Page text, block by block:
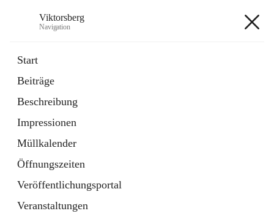
Viktorsberg
Navigation
Start
Beiträge
Beschreibung
Impressionen
Müllkalender
Öffnungszeiten
Veröffentlichungsportal
Veranstaltungen
1 Schnellzugriff
Bürgerservice
10 Schnellzugriffe